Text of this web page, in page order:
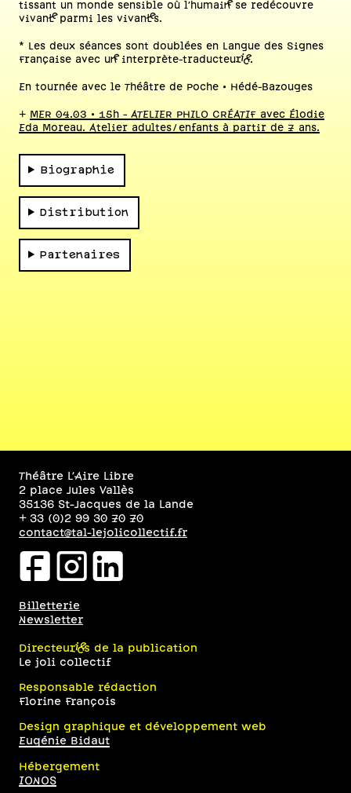
tissant un monde sensible où l’humain·e se redécouvre
vivant·e parmi les vivant·es.
* Les deux séances sont doublées en Langue des Signes
Française avec un·e interprète-traducteur·ice.
En tournée avec le Théâtre de Poche • Hédé-Bazouges
+
MER 04.03 • 15h - ATELIER PHILO CRÉATIF avec Élodie
Eda Moreau. Atelier adultes/enfants à partir de 7 ans.
Biographie
Distribution
Partenaires
Théâtre L’Aire Libre
2 place Jules Vallès
35136 St-Jacques de la Lande
+ 33 (0)2 99 30 70 70
contact@tal-lejolicollectif.fr
facebookiconinstagramiconlinkedinicon
Billetterie
Newsletter
Directeur·ices de la publication
Le joli collectif
Responsable rédaction
Florine François
Design graphique et développement web
Eugénie Bidaut
Hébergement
IONOS